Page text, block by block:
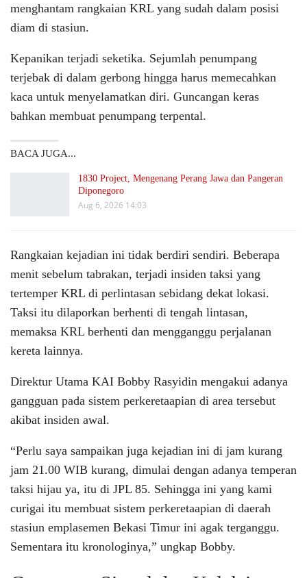
menghantam rangkaian KRL yang sudah dalam posisi
diam di stasiun.
Kepanikan terjadi seketika. Sejumlah penumpang
terjebak di dalam gerbong hingga harus memecahkan
kaca untuk menyelamatkan diri. Guncangan keras
bahkan membuat penumpang terpental.
BACA JUGA...
1830 Project, Mengenang Perang Jawa dan Pangeran
Diponegoro
Aug 6, 2026 14:03
Rangkaian kejadian ini tidak berdiri sendiri. Beberapa
menit sebelum tabrakan, terjadi insiden taksi yang
tertemper KRL di perlintasan sebidang dekat lokasi.
Taksi itu dilaporkan berhenti di tengah lintasan,
memaksa KRL berhenti dan mengganggu perjalanan
kereta lainnya.
Direktur Utama KAI Bobby Rasyidin mengakui adanya
gangguan pada sistem perkeretaapian di area tersebut
akibat insiden awal.
“Perlu saya sampaikan juga kejadian ini di jam kurang
jam 21.00 WIB kurang, dimulai dengan adanya temperan
taksi hijau ya, itu di JPL 85. Sehingga ini yang kami
curigai itu membuat sistem perkeretaapian di daerah
stasiun emplasemen Bekasi Timur ini agak terganggu.
Sementara itu kronologinya,” ungkap Bobby.